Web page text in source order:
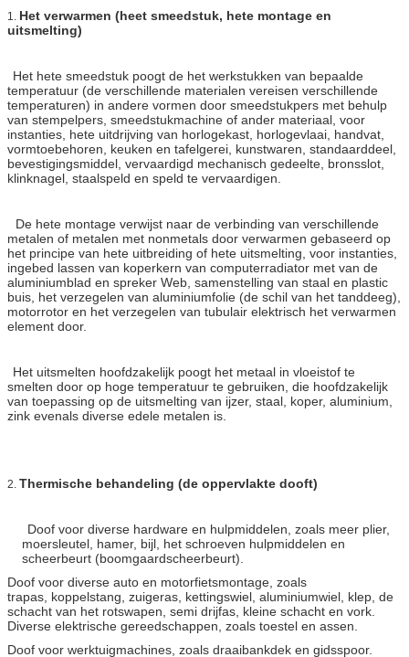
1. Het verwarmen (heet smeedstuk, hete montage en
uitsmelting)
Het hete smeedstuk poogt de het werkstukken van bepaalde
temperatuur (de verschillende materialen vereisen verschillende
temperaturen) in andere vormen door smeedstukpers met behulp
van stempelpers, smeedstukmachine of ander materiaal, voor
instanties, hete uitdrijving van horlogekast, horlogevlaai, handvat,
vormtoebehoren, keuken en tafelgerei, kunstwaren, standaarddeel,
bevestigingsmiddel, vervaardigd mechanisch gedeelte, bronsslot,
klinknagel, staalspeld en speld te vervaardigen.
De hete montage verwijst naar de verbinding van verschillende
metalen of metalen met nonmetals door verwarmen gebaseerd op
het principe van hete uitbreiding of hete uitsmelting, voor instanties,
ingebed lassen van koperkern van computerradiator met van de
aluminiumblad en spreker Web, samenstelling van staal en plastic
buis, het verzegelen van aluminiumfolie (de schil van het tanddeeg),
motorrotor en het verzegelen van tubulair elektrisch het verwarmen
element door.
Het uitsmelten hoofdzakelijk poogt het metaal in vloeistof te
smelten door op hoge temperatuur te gebruiken, die hoofdzakelijk
van toepassing op de uitsmelting van ijzer, staal, koper, aluminium,
zink evenals diverse edele metalen is.
2. Thermische behandeling (de oppervlakte dooft)
Doof voor diverse hardware en hulpmiddelen, zoals meer plier,
moersleutel, hamer, bijl, het schroeven hulpmiddelen en
scheerbeurt (boomgaardscheerbeurt).
Doof voor diverse auto en motorfietsmontage, zoals
trapas, koppelstang, zuigeras, kettingswiel, aluminiumwiel, klep, de
schacht van het rotswapen, semi drijfas, kleine schacht en vork.
Diverse elektrische gereedschappen, zoals toestel en assen.
Doof voor werktuigmachines, zoals draaibankdek en gidsspoor.